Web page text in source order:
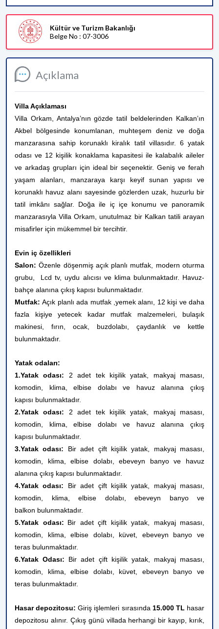
Açıklama
Villa Açıklaması
Villa Orkam, Antalya’nın gözde tatil beldelerinden Kalkan’ın
Akbel bölgesinde konumlanan, muhteşem deniz ve doğa
manzarasına sahip korunaklı kiralık tatil villasıdır. 6 yatak
odası ve 12 kişilik konaklama kapasitesi ile kalabalık aileler
ve arkadaş grupları için ideal bir seçenektir. Geniş ve ferah
yaşam alanları, manzaraya karşı keyif sunan yapısı ve
korunaklı havuz alanı sayesinde gözlerden uzak, huzurlu bir
tatil imkânı sağlar. Doğa ile iç içe konumu ve panoramik
manzarasıyla Villa Orkam, unutulmaz bir Kalkan tatili arayan
misafirler için mükemmel bir tercihtir.
Evin iç özellikleri
Salon: Özenle döşenmiş açık planlı mutfak, modern oturma
grubu, Lcd tv, uydu alıcısı ve klima bulunmaktadır. Havuz-
bahçe alanına çıkış kapısı bulunmaktadır.
Mutfak: Açık planlı ada mutfak ,yemek alanı, 12 kişi ve daha
fazla kişiye yetecek kadar mutfak malzemeleri, bulaşık
makinesi, fırın, ocak, buzdolabı, çaydanlık ve kettle
bulunmaktadır.
Yatak odaları:
1.Yatak odası: 2 adet tek kişilik yatak, makyaj masası,
komodin, klima, elbise dolabı ve havuz alanına çıkış
kapısı bulunmaktadır.
2.Yatak odası: 2 adet tek kişilik yatak,
makyaj masası,
komodin , klima , elbise dolabı ve havuz alanına çıkış
kapısı bulunmaktadır.
3.Yatak odası: Bir adet çift kişilik yatak, makyaj masası,
komodin, klima, elbise dolabı, ebeveyn banyo ve havuz
alanına çıkış kapısı bulunmaktadır.
4.Yatak odası: Bir adet çift kişilik yatak, makyaj masası,
komodin, klima, elbise dolabı, ebeveyn banyo ve
balkon bulunmaktadır.
5.Yatak odası: Bir adet çift kişilik yatak, makyaj masası,
komodin, klima, elbise dolabı, küvet, ebeveyn banyo ve
teras bulunmaktadır.
6.Yatak Odası: Bir adet çift kişilik yatak, makyaj masası,
komodin, klima, elbise dolabı, küvet, ebeveyn banyo ve
teras bulunmaktadır.
Hasar depozitosu: Giriş işlemleri sırasında 15.000 TL hasar
depozitosu alınır. Çıkış günü villada herhangi bir kayıp, kırık,
Kültür ve Turizm Bakanlığı
Belge No : 07-3006